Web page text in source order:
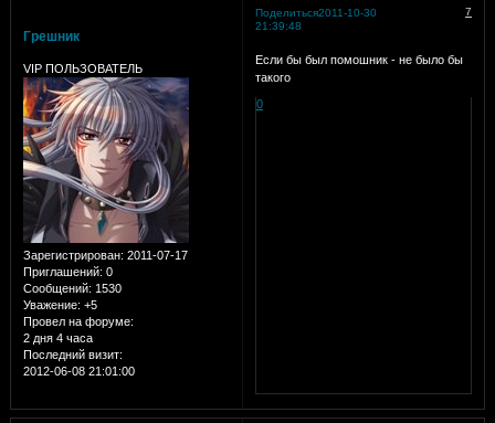
Поделиться 7
2011-10-30
21:39:48
Грешник
VIP ПОЛЬЗОВАТЕЛЬ
Зарегистрирован: 2011-07-17
Приглашений: 0
Сообщений: 1530
Уважение: +5
Провел на форуме:
2 дня 4 часа
Последний визит:
2012-06-08 21:01:00
Если бы был помошник - не было бы
такого
0